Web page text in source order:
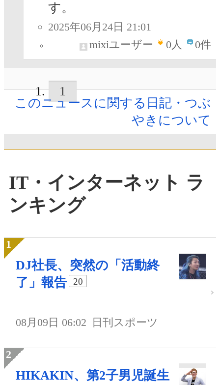
す。
2025年06月24日 21:01
mixiユーザー
0人 0件
1
このニュースに関する日記・つぶ
やきについて
IT・インターネット ラ
ンキング
DJ社長、突然の「活動終
了」報告
20
08月09日 06:02 日刊スポーツ
HIKAKIN、第2子男児誕生